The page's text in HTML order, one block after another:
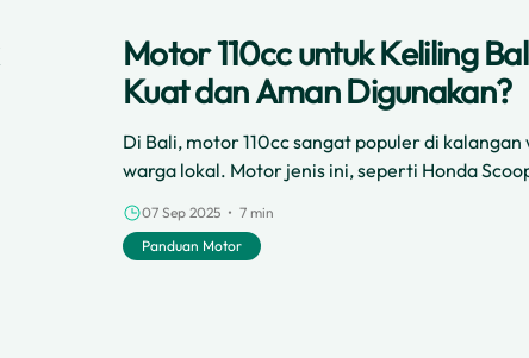
Motor 110cc untuk Keliling
Kuat dan Aman Digunakan?
Di Bali, motor 110cc sangat populer di
warga lokal. Motor jenis ini, seperti Honda
karena ringan dan mudah dikendarai, terutama
lintas yang padat. Motor 110cc juga hemat
pengendara pemula maupun yang ingin
07 Sep 2025 • 7 min
Panduan Motor